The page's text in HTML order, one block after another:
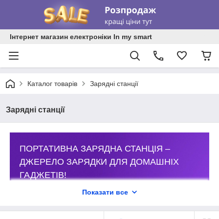
Інтернет магазин електроніки In my smart
Каталог товарів Зарядні станції
Зарядні станції
ПОРТАТИВНА ЗАРЯДНА СТАНЦІЯ –
ДЖЕРЕЛО ЗАРЯДКИ ДЛЯ ДОМАШНІХ
ГАДЖЕТІВ!
Великий вибір зарядних станцій від компанії «In My
Показати все